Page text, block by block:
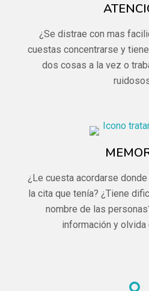
¿Se distrae con mas
cuestas concentrarse y
dos cosas a la vez o
¿Le cuesta acordarse
la cita que tenía? ¿Tiene
nombre de las
información y olvida